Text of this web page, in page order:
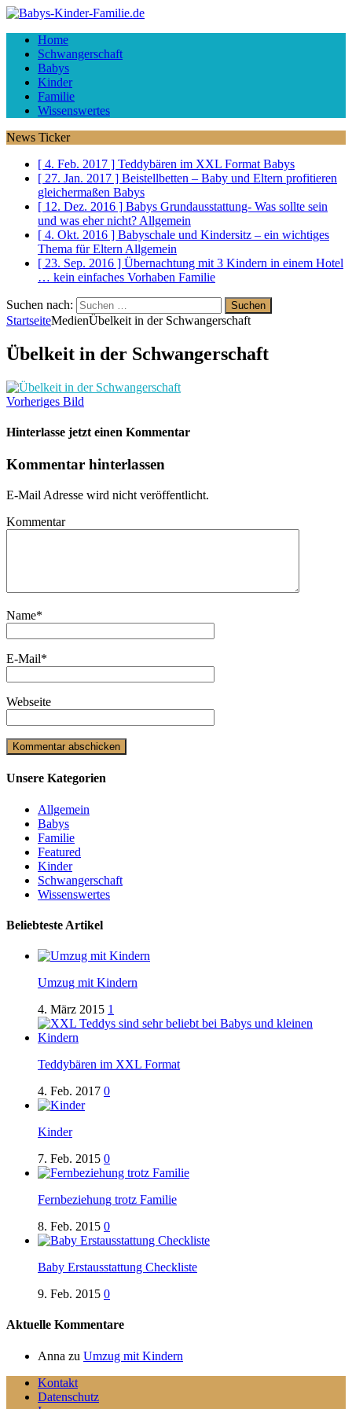
Home
Schwangerschaft
Babys
Kinder
Familie
Wissenswertes
News Ticker
[ 4. Feb. 2017 ] Teddybären im XXL Format Babys
[ 27. Jan. 2017 ] Beistellbetten – Baby und Eltern profitieren
gleichermaßen Babys
[ 12. Dez. 2016 ] Babys Grundausstattung- Was sollte sein
und was eher nicht? Allgemein
[ 4. Okt. 2016 ] Babyschale und Kindersitz – ein wichtiges
Thema für Eltern Allgemein
[ 23. Sep. 2016 ] Übernachtung mit 3 Kindern in einem Hotel
… kein einfaches Vorhaben Familie
Suchen nach:
StartseiteMedienÜbelkeit in der Schwangerschaft
Übelkeit in der Schwangerschaft
Vorheriges Bild
Hinterlasse jetzt einen Kommentar
Kommentar hinterlassen
E-Mail Adresse wird nicht veröffentlicht.
Kommentar
Name*
E-Mail*
Webseite
Unsere Kategorien
Allgemein
Babys
Familie
Featured
Kinder
Schwangerschaft
Wissenswertes
Beliebteste Artikel
Umzug mit Kindern
4. März 2015 1
Teddybären im XXL Format
4. Feb. 2017 0
Kinder
7. Feb. 2015 0
Fernbeziehung trotz Familie
8. Feb. 2015 0
Baby Erstausstattung Checkliste
9. Feb. 2015 0
Aktuelle Kommentare
Anna zu Umzug mit Kindern
Kontakt
Datenschutz